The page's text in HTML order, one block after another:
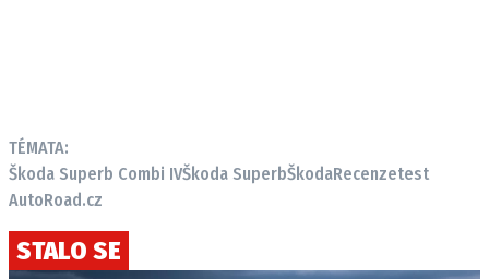
TÉMATA:
Škoda Superb Combi IVŠkoda SuperbŠkodaRecenzetest
AutoRoad.cz
STALO SE